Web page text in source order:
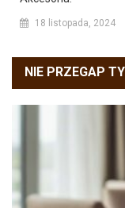
18 listopada, 2024
NIE PRZEGAP